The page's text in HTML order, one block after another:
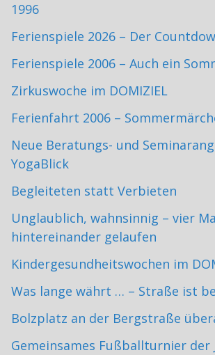
1996
Ferienspiele 2026 – Der
Ferienspiele 2006 – Auch ein
Zirkuswoche im DOMIZIEL
Ferienfahrt 2006 –
Neue Beratungs- und
YogaBlick
Begleiteten statt Verbieten
Unglaublich, wahnsinnig – vier
hintereinander gelaufen
Kindergesundheitswochen im
Was lange währt … – Straße ist
Bolzplatz an der Bergstraße
Gemeinsames Fußballturnier der